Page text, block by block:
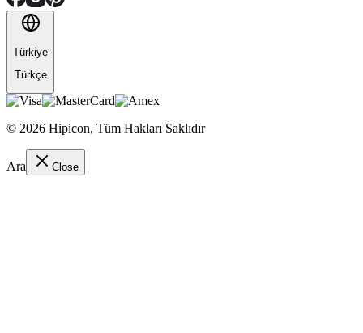
Türkiye
Türkçe
© 2026 Hipicon, Tüm Hakları Saklıdır
Ara Close